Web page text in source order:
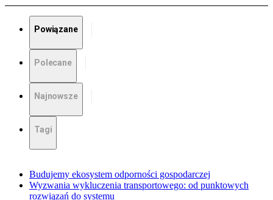
Powiązane
Polecane
Najnowsze
Tagi
Budujemy ekosystem odporności gospodarczej
Wyzwania wykluczenia transportowego: od punktowych
rozwiązań do systemu